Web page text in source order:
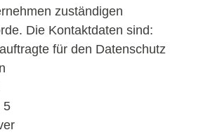
zuständigen
Die Kontaktdaten sind:
für den Datenschutz
5